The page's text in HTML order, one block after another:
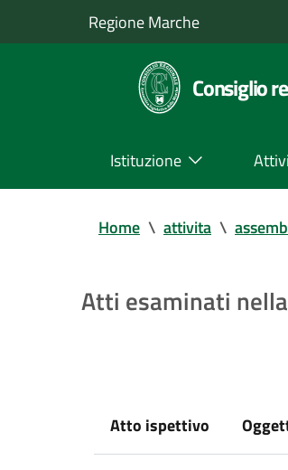
Regione Marche
Consiglio
Istituzione
Home \ attivita \
Atti esaminati
Atto ispettivo